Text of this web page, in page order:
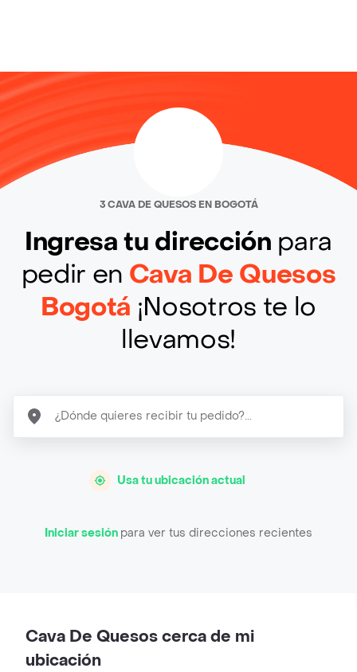
3 CAVA DE QUESOS EN BOGOTÁ
Ingresa tu dirección para
pedir en Cava De Quesos
Bogotá ¡Nosotros te lo
llevamos!
Usa tu ubicación actual
Iniciar sesión para ver tus direcciones recientes
Cava De Quesos cerca de mi
ubicación